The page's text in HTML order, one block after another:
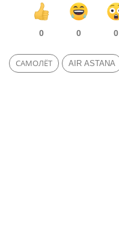
0 0 0
САМОЛЁТ AIR ASTANA